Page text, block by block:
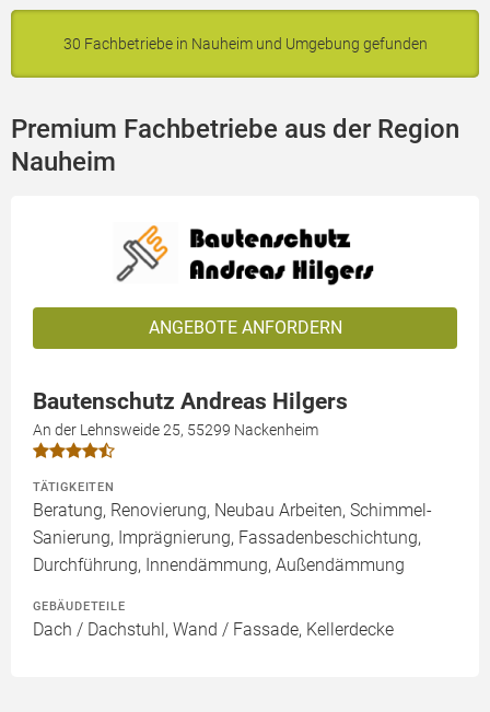
30 Fachbetriebe in Nauheim und Umgebung gefunden
Premium Fachbetriebe aus der Region
Nauheim
ANGEBOTE ANFORDERN
Bautenschutz Andreas Hilgers
An der Lehnsweide 25, 55299 Nackenheim
TÄTIGKEITEN
Beratung, Renovierung, Neubau Arbeiten, Schimmel-
Sanierung, Imprägnierung, Fassadenbeschichtung,
Durchführung, Innendämmung, Außendämmung
GEBÄUDETEILE
Dach / Dachstuhl, Wand / Fassade, Kellerdecke